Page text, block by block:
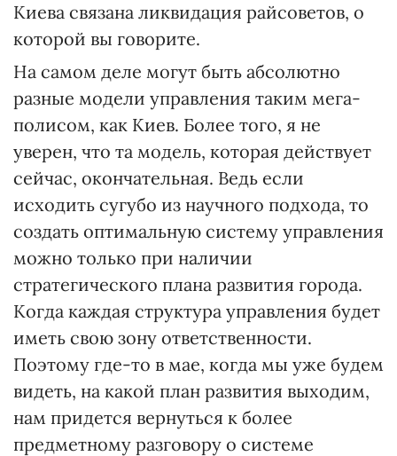
Киева связана ликвидация райсоветов, о
которой вы говорите.
На самом деле могут быть абсолютно
разные модели управления таким мега-
полисом, как Киев. Более того, я не
уверен, что та модель, которая действует
сейчас, окончательная. Ведь если
исходить сугубо из научного подхода, то
создать оптимальную систему управления
можно только при наличии
стратегического плана развития города.
Когда каждая структура управления будет
иметь свою зону ответственности.
Поэтому где-то в мае, когда мы уже будем
видеть, на какой план развития выходим,
нам придется вернуться к более
предметному разговору о системе